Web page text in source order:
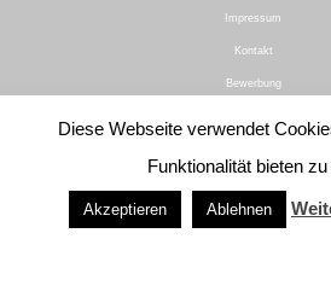
Impressum
Kontakt
Bewerbung
Diese Webseite verwendet
Funktionalität bieten
Akzeptieren Ablehnen